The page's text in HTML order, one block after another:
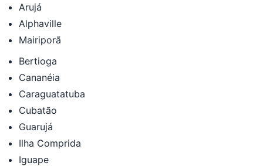
Arujá
Alphaville
Mairiporã
Bertioga
Cananéia
Caraguatatuba
Cubatão
Guarujá
Ilha Comprida
Iguape